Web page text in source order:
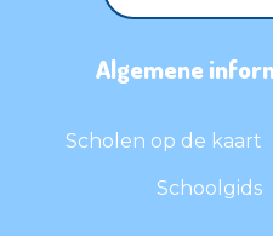
Algemene
Scholen op de kaart
Schoolgids